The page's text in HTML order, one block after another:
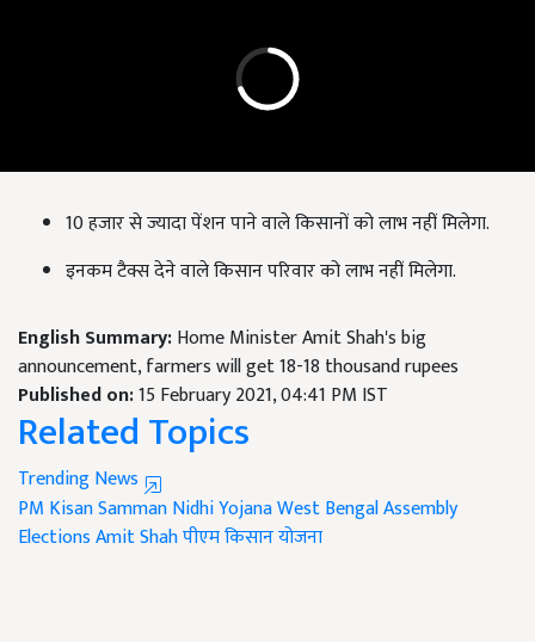
10 हजार से ज्यादा पेंशन पाने वाले किसानों को लाभ नहीं मिलेगा.
इनकम टैक्स देने वाले किसान परिवार को लाभ नहीं मिलेगा.
English Summary:Home Minister Amit Shah's big
announcement, farmers will get 18-18 thousand rupees
Published on:15 February 2021, 04:41 PM IST
Related Topics
Trending News
PM Kisan Samman Nidhi YojanaWest Bengal Assembly
ElectionsAmit Shahपीएम किसान योजना